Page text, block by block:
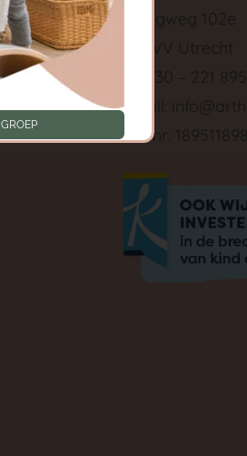
Springweg 102e
3511 VV Utrecht
Tel: 030 – 221
E-mail:
LRK nr: 189511898